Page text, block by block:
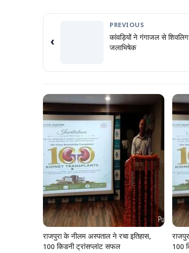
‹
PREVIOUS
कांवड़ियों ने गंगाजल से
जलाभिषेक
राजपुरा के नीलम अस्पताल ने रचा इतिहास,
100 किडनी ट्रांसप्लांट सफल
100